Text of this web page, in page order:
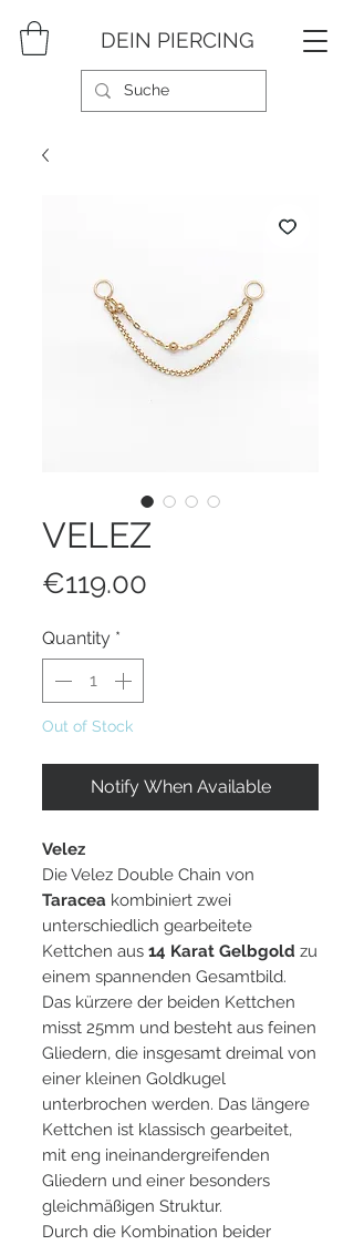
DEIN PIERCING
VELEZ
€119.00
Quantity *
Out of Stock
Notify When Available
Velez
Die Velez Double Chain von
Taracea kombiniert zwei
unterschiedlich gearbeitete
Kettchen aus 14 Karat Gelbgold zu
einem spannenden Gesamtbild.
Das kürzere der beiden Kettchen
misst 25mm und besteht aus feinen
Gliedern, die insgesamt dreimal von
einer kleinen Goldkugel
unterbrochen werden. Das längere
Kettchen ist klassisch gearbeitet,
mit eng ineinandergreifenden
Gliedern und einer besonders
gleichmäßigen Struktur.
Durch die Kombination beider